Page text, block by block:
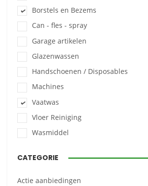
Borstels en Bezems
Can - fles - spray
Garage artikelen
Glazenwassen
Handschoenen / Disposables
Machines
Vaatwas
Vloer Reiniging
Wasmiddel
CATEGORIE
Actie aanbiedingen